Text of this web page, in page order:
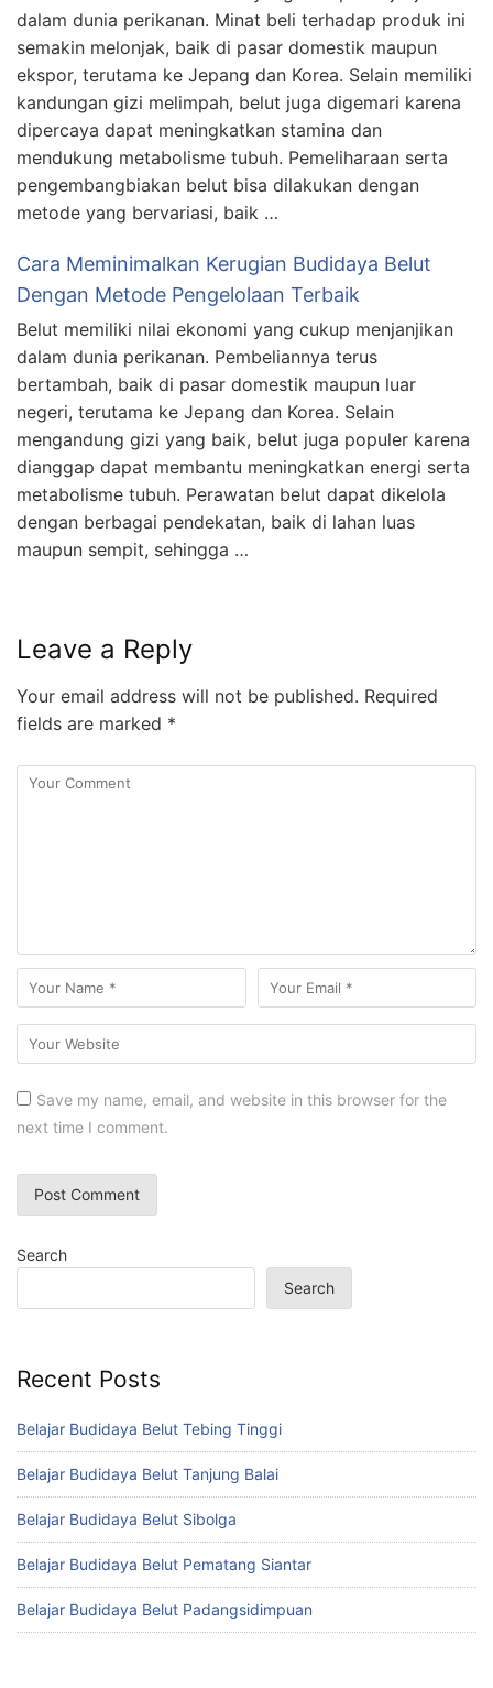
dalam dunia perikanan. Minat beli terhadap produk ini
semakin melonjak, baik di pasar domestik maupun
ekspor, terutama ke Jepang dan Korea. Selain memiliki
kandungan gizi melimpah, belut juga digemari karena
dipercaya dapat meningkatkan stamina dan
mendukung metabolisme tubuh. Pemeliharaan serta
pengembangbiakan belut bisa dilakukan dengan
metode yang bervariasi, baik …
Cara Meminimalkan Kerugian Budidaya Belut
Dengan Metode Pengelolaan Terbaik
Belut memiliki nilai ekonomi yang cukup menjanjikan
dalam dunia perikanan. Pembeliannya terus
bertambah, baik di pasar domestik maupun luar
negeri, terutama ke Jepang dan Korea. Selain
mengandung gizi yang baik, belut juga populer karena
dianggap dapat membantu meningkatkan energi serta
metabolisme tubuh. Perawatan belut dapat dikelola
dengan berbagai pendekatan, baik di lahan luas
maupun sempit, sehingga …
Leave a Reply
Your email address will not be published. Required
fields are marked *
Save my name, email, and website in this browser for the
next time I comment.
Search
Search
Recent Posts
Belajar Budidaya Belut Tebing Tinggi
Belajar Budidaya Belut Tanjung Balai
Belajar Budidaya Belut Sibolga
Belajar Budidaya Belut Pematang Siantar
Belajar Budidaya Belut Padangsidimpuan